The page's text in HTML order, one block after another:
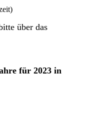
über das
für 2023 in